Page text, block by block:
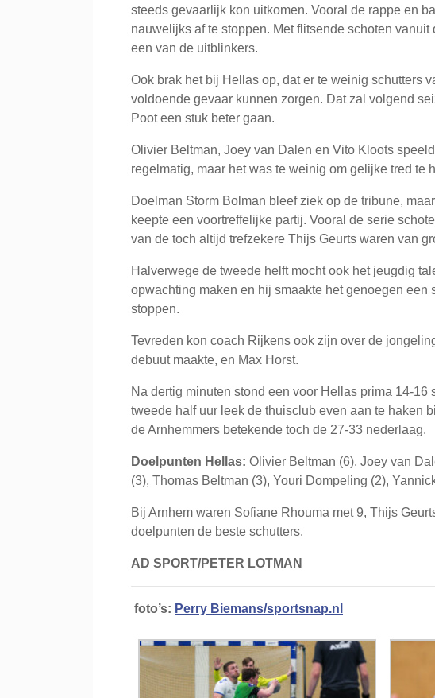
steeds gevaarlijk kon uitkomen. Vooral de rappe en
nauwelijks af te stoppen. Met flitsende schoten
een van de uitblinkers.
Ook brak het bij Hellas op, dat er te weinig schutters
voldoende gevaar kunnen zorgen. Dat zal volgend
Poot een stuk beter gaan.
Olivier Beltman, Joey van Dalen en Vito Kloots
regelmatig, maar het was te weinig om gelijke tred te
Doelman Storm Bolman bleef ziek op de tribune,
keepte een voortreffelijke partij. Vooral de serie
van de toch altijd trefzekere Thijs Geurts waren van
Halverwege de tweede helft mocht ook het jeugdig
opwachting maken en hij smaakte het genoegen een
stoppen.
Tevreden kon coach Rijkens ook zijn over de
debuut maakte, en Max Horst.
Na dertig minuten stond een voor Hellas prima 14-16
tweede half uur leek de thuisclub even aan te haken
de Arnhemmers betekende toch de 27-33 nederlaag.
Doelpunten Hellas: Olivier Beltman (6), Joey van
(3), Thomas Beltman (3), Youri Dompeling (2),
Bij Arnhem waren Sofiane Rhouma met 9, Thijs
doelpunten de beste schutters.
AD SPORT/PETER LOTMAN
foto’s: Perry Biemans/sportsnap.nl